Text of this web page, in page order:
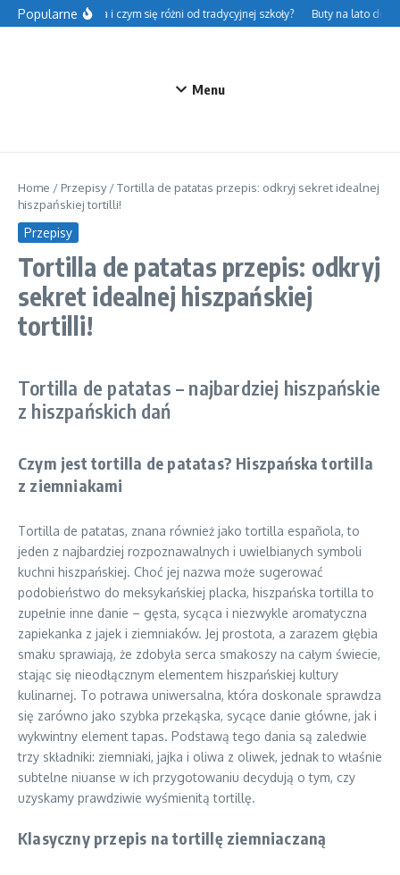
Przejdź do treści
Popularne
– na czym polega i czym się różni od tradycyjnej szkoły? Buty na lato do
Menu
Home / Przepisy/Tortilla de patatas przepis: odkryj sekret idealnej
hiszpańskiej tortilli!
Przepisy
Tortilla de patatas przepis: odkryj
sekret idealnej hiszpańskiej
tortilli!
Tortilla de patatas – najbardziej hiszpańskie
z hiszpańskich dań
Czym jest tortilla de patatas? Hiszpańska tortilla
z ziemniakami
Tortilla de patatas, znana również jako tortilla española, to
jeden z najbardziej rozpoznawalnych i uwielbianych symboli
kuchni hiszpańskiej. Choć jej nazwa może sugerować
podobieństwo do meksykańskiej placka, hiszpańska tortilla to
zupełnie inne danie – gęsta, sycąca i niezwykle aromatyczna
zapiekanka z jajek i ziemniaków. Jej prostota, a zarazem głębia
smaku sprawiają, że zdobyła serca smakoszy na całym świecie,
stając się nieodłącznym elementem hiszpańskiej kultury
kulinarnej. To potrawa uniwersalna, która doskonale sprawdza
się zarówno jako szybka przekąska, sycące danie główne, jak i
wykwintny element tapas. Podstawą tego dania są zaledwie
trzy składniki: ziemniaki, jajka i oliwa z oliwek, jednak to właśnie
subtelne niuanse w ich przygotowaniu decydują o tym, czy
uzyskamy prawdziwie wyśmienitą tortillę.
Klasyczny przepis na tortillę ziemniaczaną